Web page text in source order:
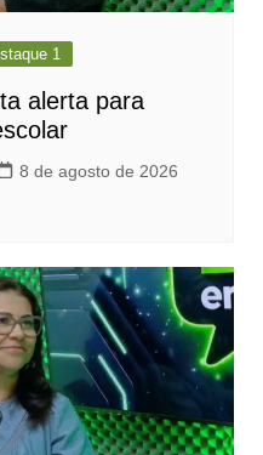
1
alerta para
8 de agosto de 2026